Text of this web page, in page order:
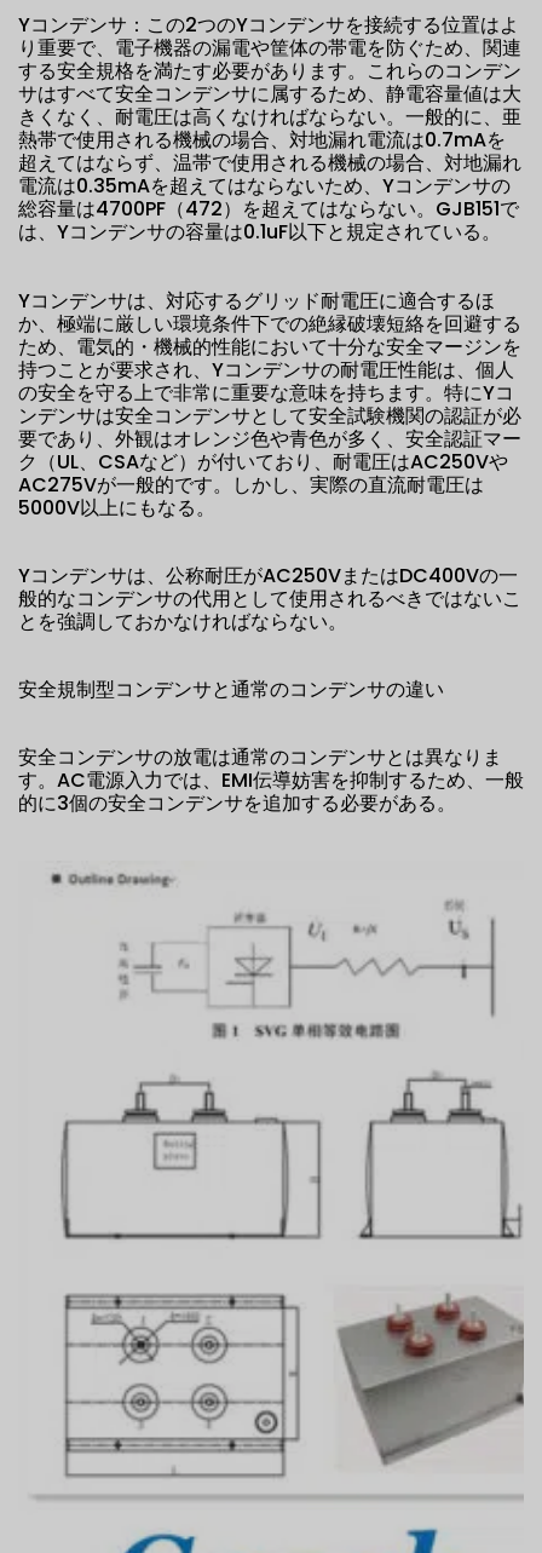
Yコンデンサ：この2つのYコンデンサを接続する位置はよ
り重要で、電子機器の漏電や筐体の帯電を防ぐため、関連
する安全規格を満たす必要があります。これらのコンデン
サはすべて安全コンデンサに属するため、静電容量値は大
きくなく、耐電圧は高くなければならない。一般的に、亜
熱帯で使用される機械の場合、対地漏れ電流は0.7mAを
超えてはならず、温帯で使用される機械の場合、対地漏れ
電流は0.35mAを超えてはならないため、Yコンデンサの
総容量は4700PF（472）を超えてはならない。GJB151で
は、Yコンデンサの容量は0.1uF以下と規定されている。
Yコンデンサは、対応するグリッド耐電圧に適合するほ
か、極端に厳しい環境条件下での絶縁破壊短絡を回避する
ため、電気的・機械的性能において十分な安全マージンを
持つことが要求され、Yコンデンサの耐電圧性能は、個人
の安全を守る上で非常に重要な意味を持ちます。特にYコ
ンデンサは安全コンデンサとして安全試験機関の認証が必
要であり、外観はオレンジ色や青色が多く、安全認証マー
ク（UL、CSAなど）が付いており、耐電圧はAC250Vや
AC275Vが一般的です。しかし、実際の直流耐電圧は
5000V以上にもなる。
Yコンデンサは、公称耐圧がAC250VまたはDC400Vの一
般的なコンデンサの代用として使用されるべきではないこ
とを強調しておかなければならない。
安全規制型コンデンサと通常のコンデンサの違い
安全コンデンサの放電は通常のコンデンサとは異なりま
す。AC電源入力では、EMI伝導妨害を抑制するため、一般
的に3個の安全コンデンサを追加する必要がある。